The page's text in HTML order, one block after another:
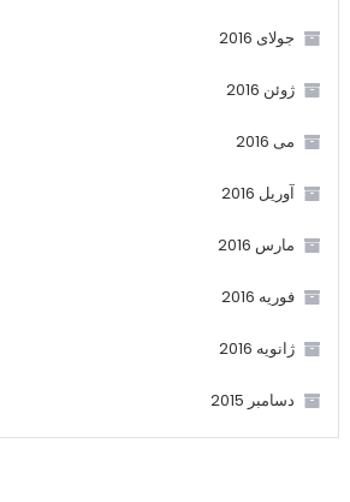
جولای 2016
ژوئن 2016
می 2016
آوریل 2016
مارس 2016
فوریه 2016
ژانویه 2016
دسامبر 2015